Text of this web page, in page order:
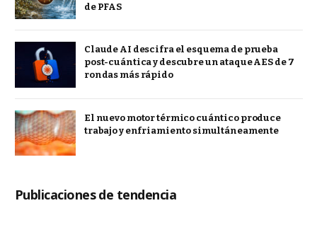
de PFAS
Claude AI descifra el esquema de prueba
post-cuántica y descubre un ataque AES de 7
rondas más rápido
El nuevo motor térmico cuántico produce
trabajo y enfriamiento simultáneamente
Publicaciones de tendencia